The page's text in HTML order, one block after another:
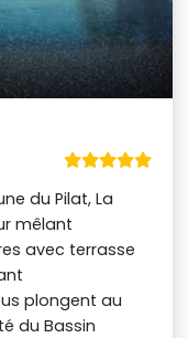
du Pilat, La
mêlant
avec terrasse
plongent au
du Bassin